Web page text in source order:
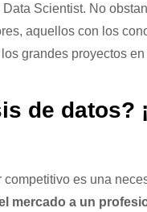
Data Scientist. No
aquellos con los
grandes proyectos
de datos?
es una
mercado a un